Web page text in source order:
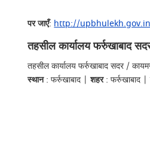
पर जाएँ: http://
तहसील कार्यालय फर्रुखाबाद
तहसील कार्यालय फर्रुखाबाद सदर /
स्थान: फर्रुखाबाद |शहर: फर्रुखाबाद |